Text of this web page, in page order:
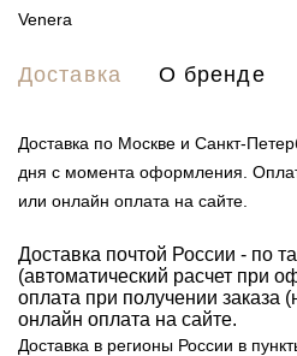
Venera
Доставка О бренде
Доставка по Москве и Санкт-
дня с момента оформления.
или онлайн оплата на сайте.
Доставка почтой России - по
(автоматический расчет при
оплата при получении заказа
онлайн оплата на сайте.
Доставка в регионы России в